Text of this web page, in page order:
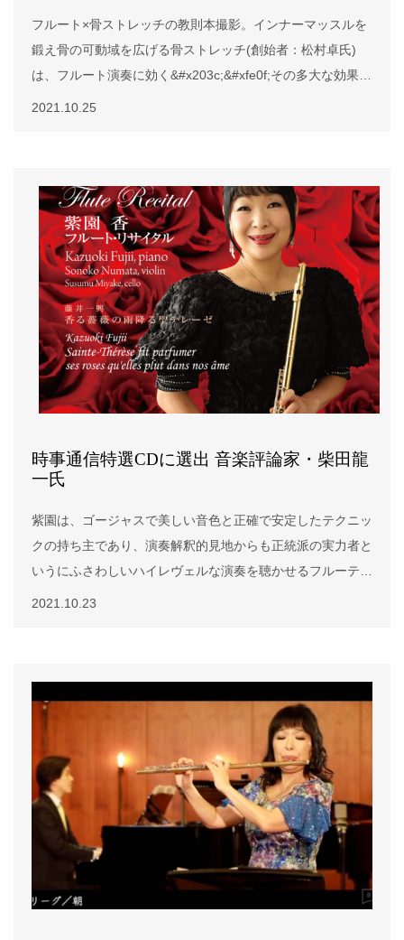
フルート×骨ストレッチの教則本撮影。インナーマッスルを
鍛え骨の可動域を広げる骨ストレッチ(創始者：松村卓氏)
は、フルート演奏に効く&#x203c;&#xfe0f;その多大な効果で
若い人は、日本人ならではの身体の使い方で世界で活躍でき
2021.10.25
時事通信特選CDに選出 音楽評論家・柴田龍
一氏
紫園は、ゴージャスで美しい音色と正確で安定したテクニッ
クの持ち主であり、演奏解釈的見地からも正統派の実力者と
いうにふさわしいハイレヴェルな演奏を聴かせるフルーティ
ストである。地球上の津々浦々で年間１００回程度のステー
着目される必要がある１枚と考えてよいだろう。収録曲目す
べてが最高レベルの演奏であるが、彫が深く烈しい表現のな
かに悲痛な感情を内在させた藤井作品は、高度な精神性が結
晶したすこぶる芸術性の高い創作であり、フルートの音域を
極めて幅広く活用した恐るべき難曲でもある。このような特
別な作品を見事な安定性を保持して立派に吹き切った紫園の
力量は、非凡の一語に
2021.10.23